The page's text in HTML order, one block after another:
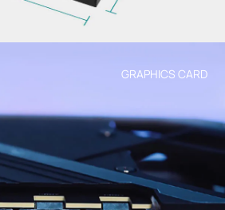
GRAPHICS CARD